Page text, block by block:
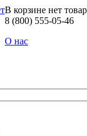
В корзине нет
8 (800) 555-05-46
О нас